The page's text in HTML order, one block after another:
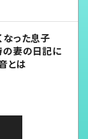
なった息子
の妻の日記に
とは